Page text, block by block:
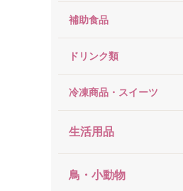
補助食品
ドリンク類
冷凍商品・スイーツ
生活用品
鳥・小動物